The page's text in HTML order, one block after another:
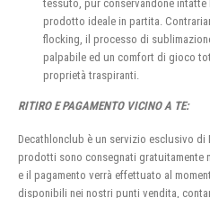
tessuto, pur conservandone
prodotto ideale in partita.
flocking, il processo di
palpabile ed un comfort di gioco
proprietà traspiranti.
RITIRO E PAGAMENTO VICINO A TE:
Decathlonclub è un servizio esclusivo
prodotti sono consegnati gratuitamente
e il pagamento verrà effettuato al
disponibili nei nostri punti vendita,